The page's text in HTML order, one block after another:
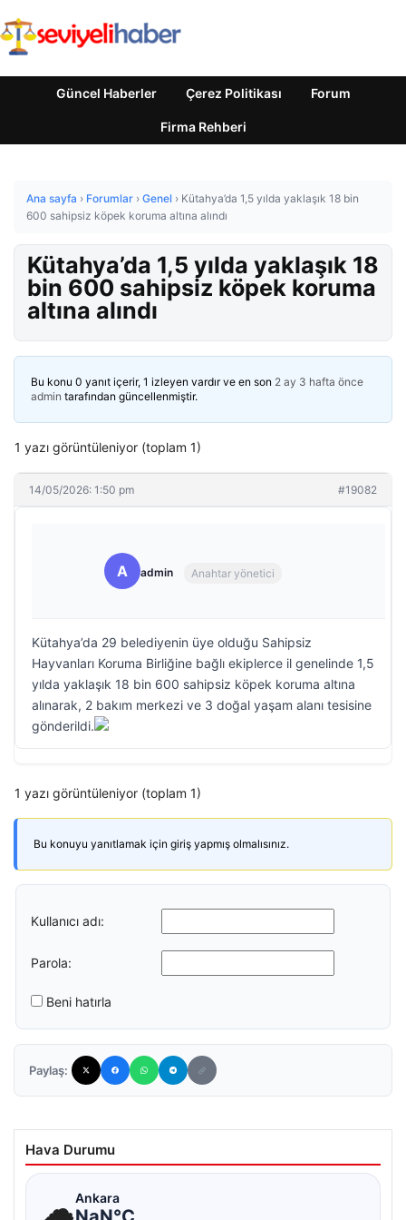
Güncel Haberler Çerez Politikası Forum
Firma Rehberi
Ana sayfa › Forumlar › Genel › Kütahya’da 1,5 yılda yaklaşık 18 bin
600 sahipsiz köpek koruma altına alındı
Kütahya’da 1,5 yılda yaklaşık 18
bin 600 sahipsiz köpek koruma
altına alındı
Bu konu 0 yanıt içerir, 1 izleyen vardır ve en son 2 ay 3 hafta önce
admin tarafından güncellenmiştir.
1 yazı görüntüleniyor (toplam 1)
14/05/2026: 1:50 pm #19082
A admin Anahtar yönetici
Kütahya’da 29 belediyenin üye olduğu Sahipsiz
Hayvanları Koruma Birliğine bağlı ekiplerce il genelinde 1,5
yılda yaklaşık 18 bin 600 sahipsiz köpek koruma altına
alınarak, 2 bakım merkezi ve 3 doğal yaşam alanı tesisine
gönderildi.
1 yazı görüntüleniyor (toplam 1)
Bu konuyu yanıtlamak için giriş yapmış olmalısınız.
Kullanıcı adı:
Parola:
Beni hatırla
Paylaş:
Hava Durumu
☁Ankara